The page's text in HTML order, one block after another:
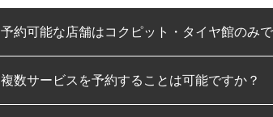
予約可能な店舗はコクピット・タイヤ館のみ
コクピット・タイヤ館のみとなります。
複数サービスを予約することは可能ですか？